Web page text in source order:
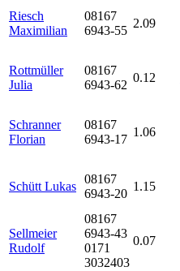
Riesch
Maximilian
08167
6943-55
2.09
Rottmüller
Julia
08167
6943-62
0.12
Schranner
Florian
08167
6943-17
1.06
Schütt Lukas
08167
6943-20
1.15
Sellmeier
Rudolf
08167
6943-43
0171
3032403
0.07